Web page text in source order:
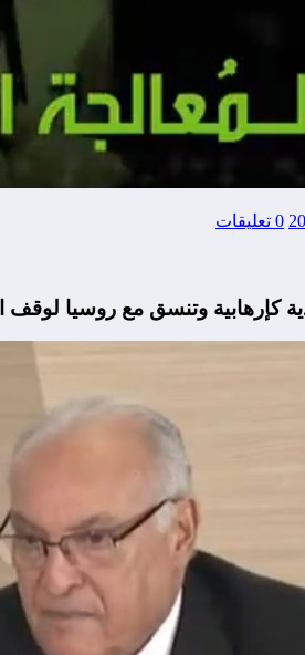
0 تعليقات
كإرهابية وتنسق مع روسيا